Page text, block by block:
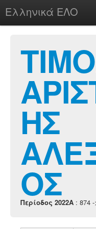
Ελληνικά ΕΛΟ
chesstu.be @ discord
LoginΗΣ
ΟΣ
Περίοδος 2022A : 874